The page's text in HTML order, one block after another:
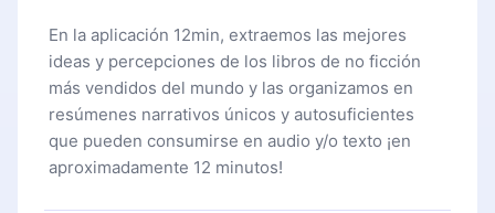
En la aplicación 12min, extraemos las mejores
ideas y percepciones de los libros de no ficción
más vendidos del mundo y las organizamos en
resúmenes narrativos únicos y autosuficientes
que pueden consumirse en audio y/o texto ¡en
aproximadamente 12 minutos!